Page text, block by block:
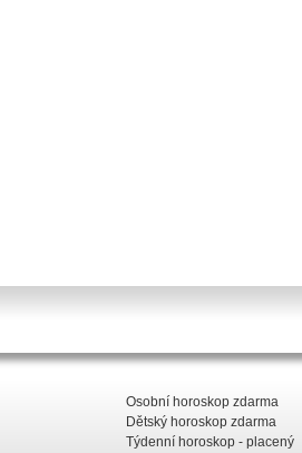
Osobní horoskop zdarma
Dětský horoskop zdarma
Týdenní horoskop - placený